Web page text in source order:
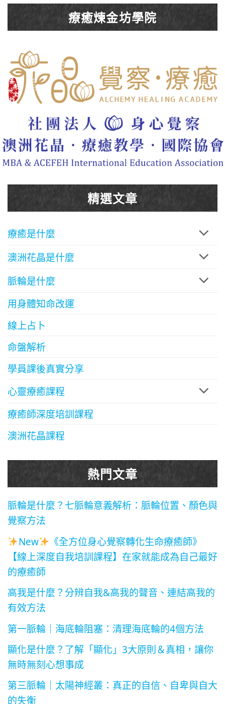
療癒煉金坊學院
精選文章
療癒是什麼
澳洲花晶是什麼
脈輪是什麼
用身體知命改運
線上占卜
命盤解析
學員課後真實分享
心靈療癒課程
療癒師深度培訓課程
澳洲花晶課程
熱門文章
脈輪是什麼？七脈輪意義解析：脈輪位置、顏色與
覺察方法
New
《全方位身心覺察轉化生命療癒師》
【線上深度自我培訓課程】在家就能成為自己最好
的療癒師
高我是什麼？分辨自我&高我的聲音、連結高我的
有效方法
第一脈輪｜海底輪阻塞：清理海底輪的4個方法
顯化是什麼？了解「顯化」3大原則＆真相，讓你
無時無刻心想事成
第三脈輪｜太陽神經叢：真正的自信、自卑與自大
的失衡